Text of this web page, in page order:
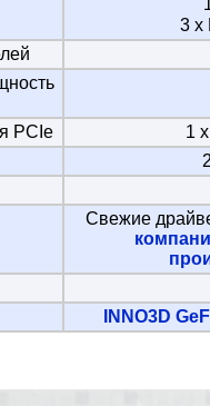
3 x
PCIe
1
Свежие
INNO3D